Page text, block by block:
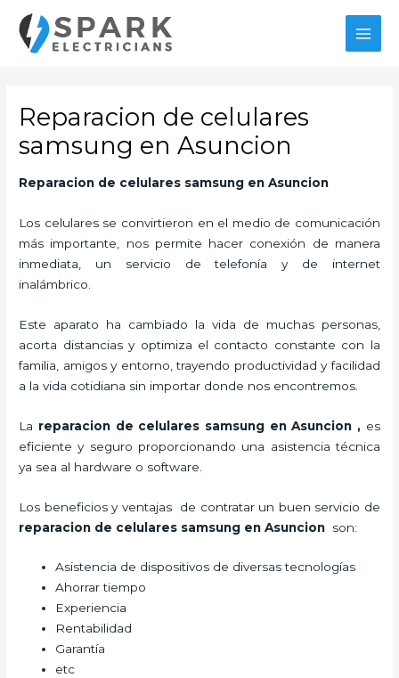
contenido
Reparacion de celulares
samsung en Asuncion
Reparacion de celulares samsung en Asuncion
Los celulares se convirtieron en el medio de comunicación
más importante, nos permite hacer conexión de manera
inmediata, un servicio de telefonía y de internet
inalámbrico.
Este aparato ha cambiado la vida de muchas personas,
acorta distancias y optimiza el contacto constante con la
familia, amigos y entorno, trayendo productividad y facilidad
a la vida cotidiana sin importar donde nos encontremos.
La reparacion de celulares samsung en Asuncion , es
eficiente y seguro proporcionando una asistencia técnica
ya sea al hardware o software.
Los beneficios y ventajas de contratar un buen servicio de
reparacion de celulares samsung en Asuncion son:
Asistencia de dispositivos de diversas tecnologías
Ahorrar tiempo
Experiencia
Rentabilidad
Garantía
etc